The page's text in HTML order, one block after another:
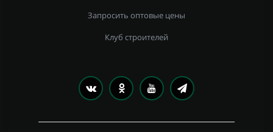
Запросить оптовые цены
Клуб строителей